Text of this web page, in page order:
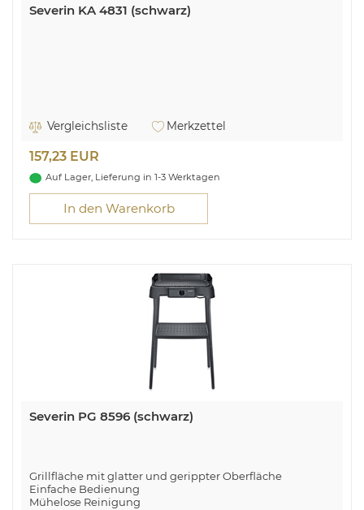
Severin KA 4831 (schwarz)
Vergleichsliste Merkzettel
157,23 EUR
Auf Lager, Lieferung in 1-3 Werktagen
In den Warenkorb
Severin PG 8596 (schwarz)
Grillfläche mit glatter und gerippter Oberfläche
Einfache Bedienung
Mühelose Reinigung